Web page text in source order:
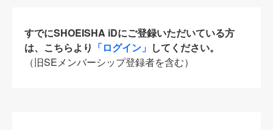
すでにSHOEISHA iDにご登録いただいている方
は、こちらより 「ログイン」 してください。
（旧SEメンバーシップ登録者を含む）